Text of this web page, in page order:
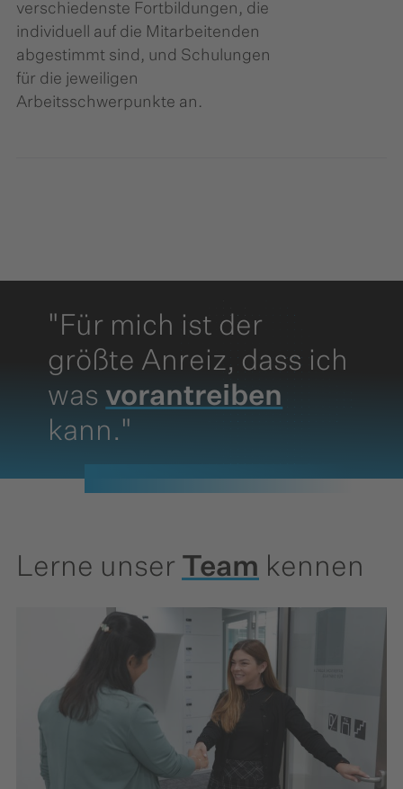
verschiedenste Fortbildungen, die
individuell auf die Mitarbeitenden
abgestimmt sind, und Schulungen
für die jeweiligen
Arbeitsschwerpunkte an.
"Für mich ist der
größte Anreiz, dass ich
was vorantreiben
kann."
Lerne unser Team kennen